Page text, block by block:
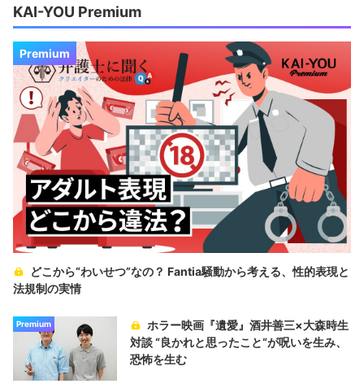
KAI-YOU Premium
Premium
どこから“わいせつ”なの？ Fantia騒動から考える、性的表現と
法規制の実情
Premium
ホラー映画『遺愛』酒井善三×大森時生
対談 “良かれと思ったこと“が呪いを生み、
恐怖を生む